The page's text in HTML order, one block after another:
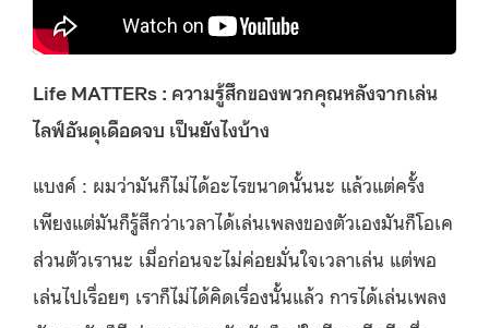
Life MATTERs : ความรู้สึกของพวกคุณหลังจากเล่น
ไลฟ์อันดุเดือดจบ เป็นยังไงบ้าง
แบงค์ : ผมว่ามันก็ไม่ได้อะไรขนาดนั้นนะ แล้วแต่ครั้ง
เพียงแต่มันก็รู้สึกว่าเวลาได้เล่นเพลงของตัวเองมันก็โอเค
ส่วนตัวเรานะ เมื่อก่อนจะไม่ค่อยมั่นใจเวลาเล่น แต่พอ
เล่นไปเรื่อยๆ เราก็ไม่ได้คิดเรื่องนั้นแล้ว การได้เล่นเพลง